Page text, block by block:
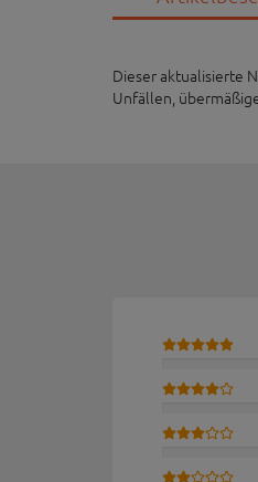
Dieser aktualisierte
Unfällen,